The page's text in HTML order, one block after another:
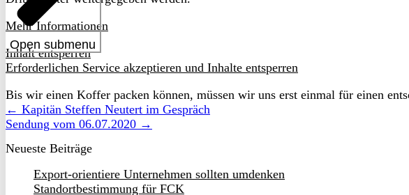
Open submenu
Mehr Informationen
Inhalt entsperren
Erforderlichen Service akzeptieren und Inhalte entsperren
Bis wir einen Koffer packen können, müssen wir uns erst einmal für einen
← Kapitän Steffen Neutert im Gespräch
Sendung vom 06.07.2020 →
Neueste Beiträge
Export-orientiere Unternehmen sollten umdenken
Standortbestimmung für FCK